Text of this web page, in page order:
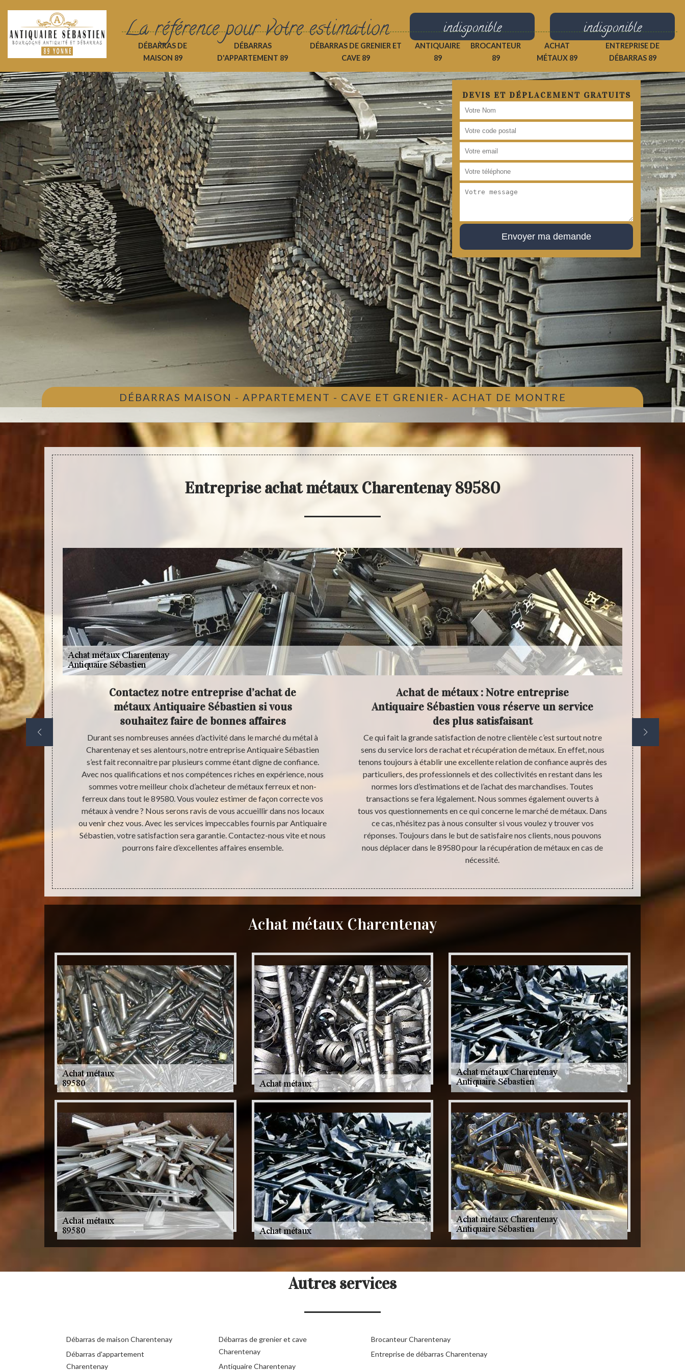
La référence pour votre estimation indisponible indisponible
DÉBARRAS DE
MAISON 89
DÉBARRAS
D'APPARTEMENT 89
DÉBARRAS DE GRENIER ET
CAVE 89
ANTIQUAIRE
89
BROCANTEUR
89
ACHAT
MÉTAUX 89
ENTREPRISE DE
DÉBARRAS 89
DEVIS ET DÉPLACEMENT GRATUITS
DÉBARRAS MAISON - APPARTEMENT - CAVE ET GRENIER- ACHAT DE MONTRE
Entreprise achat métaux Charentenay 89580
de
? Vous
soit dans
Contactez notre entreprise d’achat de
métaux Antiquaire Sébastien si vous
souhaitez faire de bonnes affaires
Durant ses nombreuses années d’activité dans le marché du métal à
Charentenay et ses alentours, notre entreprise Antiquaire Sébastien
s’est fait reconnaitre par plusieurs comme étant digne de confiance.
Avec nos qualifications et nos compétences riches en expérience, nous
sommes votre meilleur choix d’acheteur de métaux ferreux et non-
ferreux dans tout le 89580. Vous voulez estimer de façon correcte vos
métaux à vendre ? Nous serons ravis de vous accueillir dans nos locaux
ou venir chez vous. Avec les services impeccables fournis par Antiquaire
Sébastien, votre satisfaction sera garantie. Contactez-nous vite et nous
pourrons faire d’excellentes affaires ensemble.
Achat de métaux : Notre entreprise
Antiquaire Sébastien vous réserve un service
des plus satisfaisant
Ce qui fait la grande satisfaction de notre clientèle c’est surtout notre
sens du service lors de rachat et récupération de métaux. En effet, nous
tenons toujours à établir une excellente relation de confiance auprès des
particuliers, des professionnels et des collectivités en restant dans les
normes lors d’estimations et de l’achat des marchandises. Toutes
transactions se fera légalement. Nous sommes également ouverts à
tous vos questionnements en ce qui concerne le marché de métaux. Dans
ce cas, n’hésitez pas à nous consulter si vous voulez y trouver vos
réponses. Toujours dans le but de satisfaire nos clients, nous pouvons
nous déplacer dans le 89580 pour la récupération de métaux en cas de
nécessité.
Notre
Achat métaux Charentenay
Autres services
Débarras de maison Charentenay
Débarras d'appartement
Charentenay
Débarras de grenier et cave
Charentenay
Antiquaire Charentenay
Brocanteur Charentenay
Entreprise de débarras Charentenay